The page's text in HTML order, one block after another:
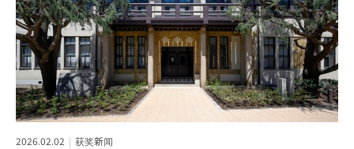
2026.02.02 获奖新闻